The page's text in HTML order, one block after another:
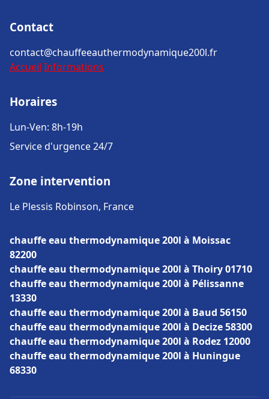
Contact
contact@chauffeeauthermodynamique200l.fr
Accueil Informations
Horaires
Lun-Ven: 8h-19h
Service d'urgence 24/7
Zone intervention
Le Plessis Robinson, France
chauffe eau thermodynamique 200l à Moissac
82200
chauffe eau thermodynamique 200l à Thoiry 01710
chauffe eau thermodynamique 200l à Pélissanne
13330
chauffe eau thermodynamique 200l à Baud 56150
chauffe eau thermodynamique 200l à Decize 58300
chauffe eau thermodynamique 200l à Rodez 12000
chauffe eau thermodynamique 200l à Huningue
68330